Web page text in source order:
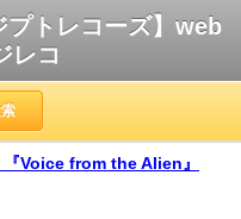
プトレコーズ】web
レコ
『Voice from the Alien』